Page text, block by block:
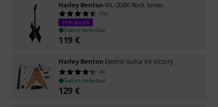
Harley BentonWL-20BK Rock Series
316
TOP-SELLER
Sofort lieferbar
119 €
Harley Benton Electric Guitar Kit Victory
40
Sofort lieferbar
129 €